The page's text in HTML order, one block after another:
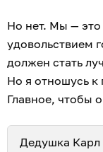
Но нет. Мы —
удовольствием
должен стать
Но я отношусь
Главное, чтобы
Дедушка Карл